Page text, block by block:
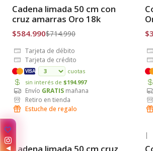
Envío Gratis
Cadena limada 50 cm con
cruz amarras Oro 18k
$584.990$714.990
Tarjeta de débito
Tarjeta de crédito
VISA
cuotas
sin interés de $194.997
Envío GRATIS mañana
Retiro en tienda
Estuche de regalo
|
🤍
◀